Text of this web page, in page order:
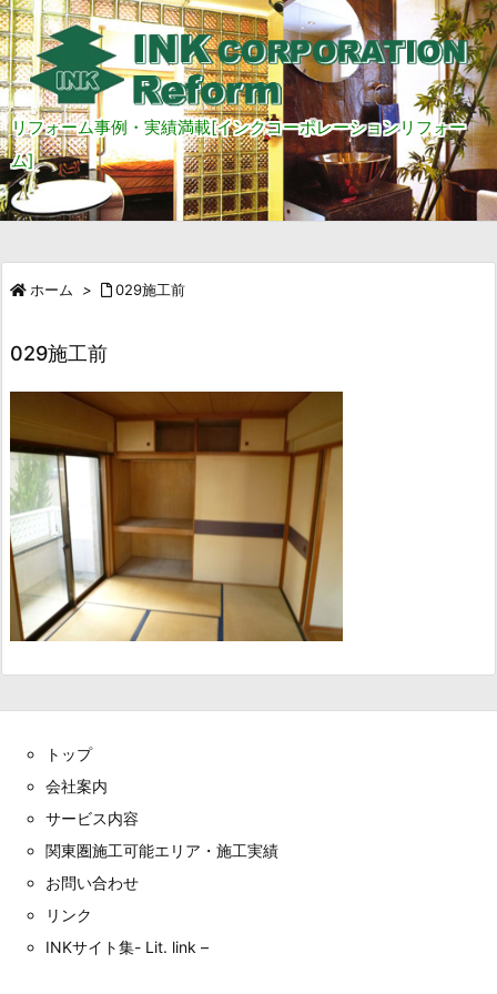
リフォーム事例・実績満載[インクコーポレーションリフォー
ム]
ホーム > 029施工前
029施工前
トップ
会社案内
サービス内容
関東圏施工可能エリア・施工実績
お問い合わせ
リンク
INKサイト集- Lit. link –